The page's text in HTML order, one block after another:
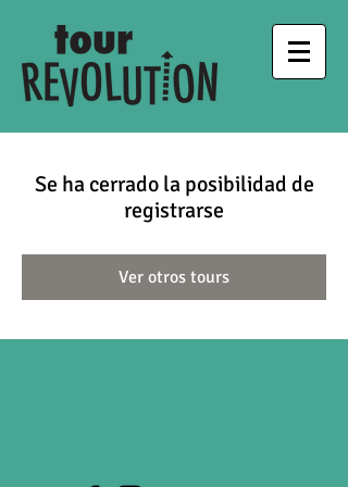
Se ha cerrado la posibilidad de
registrarse
Ver otros tours